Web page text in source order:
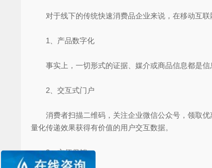
对于线下的传统快速消费品企业来说，在移动互联
1、产品数字化
事实上，一切形式的证据、媒介或商品信息都是信
2、交互式门户
消费者扫描二维码，关注企业微信公众号，领取优
量化传递效果获得有价值的用户交互数据。
3、方便促销